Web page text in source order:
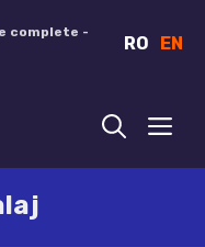
complete -
RO EN